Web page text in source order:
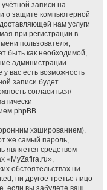
записи на
о защите компьютерной
нам услуги
при регистрации в
пользователя,
быть как необходимой,
администрации
вас есть возможность
записи будет
согласиться/
phpBB.
хэшированием).
же самый пароль,
является средством
«MyZafira.ru»,
обстоятельствах ни
ни другое третье лицо
если вы забудете ваш